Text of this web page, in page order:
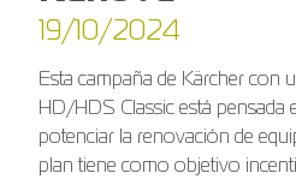
19/10/2024
Esta campaña de Kärcher con
HD/HDS Classic está pensada
potenciar la renovación de
plan tiene como objetivo